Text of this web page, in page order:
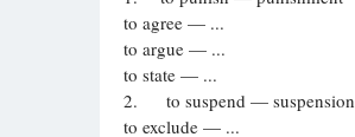
ответа
Олимпиады
ответа
to agree — ...
to argue — ...
to state — ...
2. to suspend — suspension
to exclude — ...